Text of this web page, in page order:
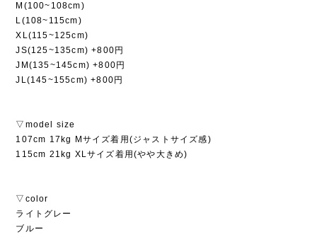
M(100~108cm)
L(108~115cm)
XL(115~125cm)
JS(125~135cm) +800円
JM(135~145cm) +800円
JL(145~155cm) +800円
▽model size
107cm 17kg Mサイズ着用(ジャストサイズ感)
115cm 21kg XLサイズ着用(やや大きめ)
▽color
ライトグレー
ブルー